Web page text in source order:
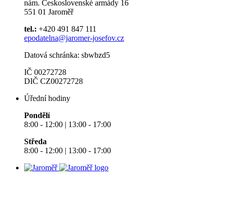
nám. Československé armády 16
551 01 Jaroměř
tel.: +420 491 847 111
epodatelna@jaromer-josefov.cz
Datová schránka: sbwbzd5
IČ 00272728
DIČ CZ00272728
Úřední hodiny
Pondělí
8:00 - 12:00 | 13:00 - 17:00
Středa
8:00 - 12:00 | 13:00 - 17:00